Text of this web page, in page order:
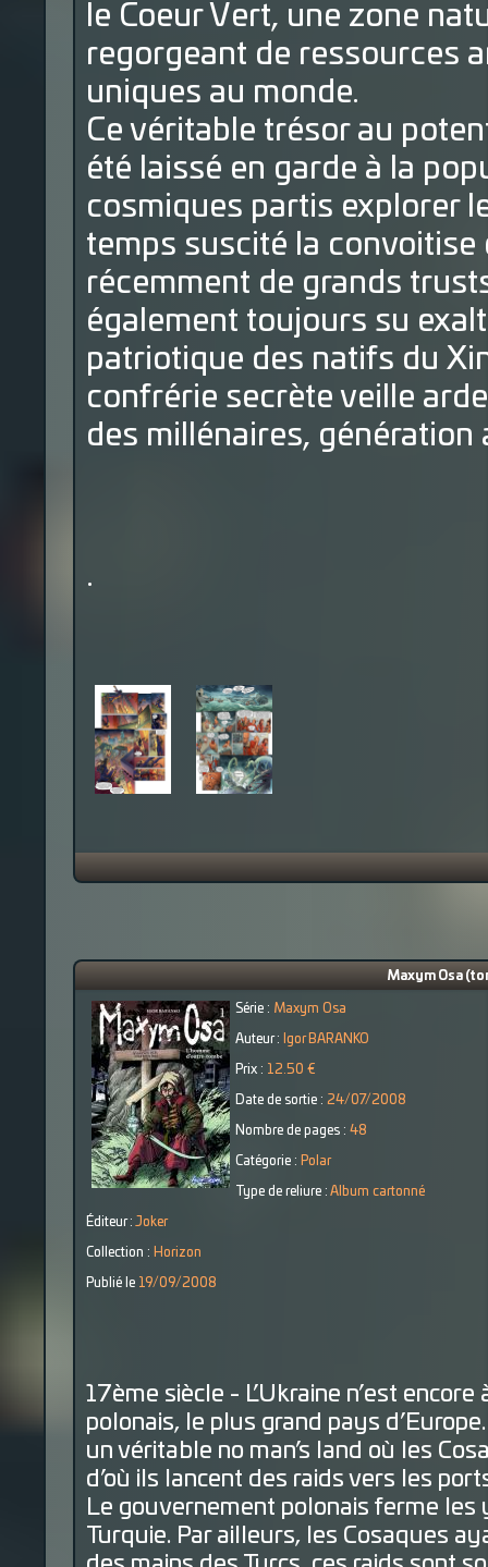
le Coeur Vert, une zone
regorgeant de ressources
uniques au monde.
Ce véritable trésor au
été laissé en garde à la
cosmiques partis explorer
temps suscité la convoitise
récemment de grands
également toujours su
patriotique des natifs du
confrérie secrète veille
des millénaires, génération
.
Maxym Osa
Série : Maxym Osa
Auteur : Igor BARANKO
Prix : 12.50 €
Date de sortie : 24/07/2008
Nombre de pages : 48
Catégorie : Polar
Type de reliure : Album cartonné
Éditeur : Joker
Collection : Horizon
Publié le 19/09/2008
17ème siècle - L’Ukraine n’est
polonais, le plus grand pays
un véritable no man’s land où les
d’où ils lancent des raids vers les
Le gouvernement polonais ferme
Turquie. Par ailleurs, les Cosaques